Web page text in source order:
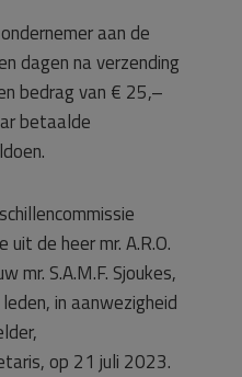
aan de
dagen na verzending
bedrag van € 25,–
betaalde
de heer mr. A.R.O.
mr. S.A.M.F. Sjoukes,
in aanwezigheid
op 21 juli 2023.